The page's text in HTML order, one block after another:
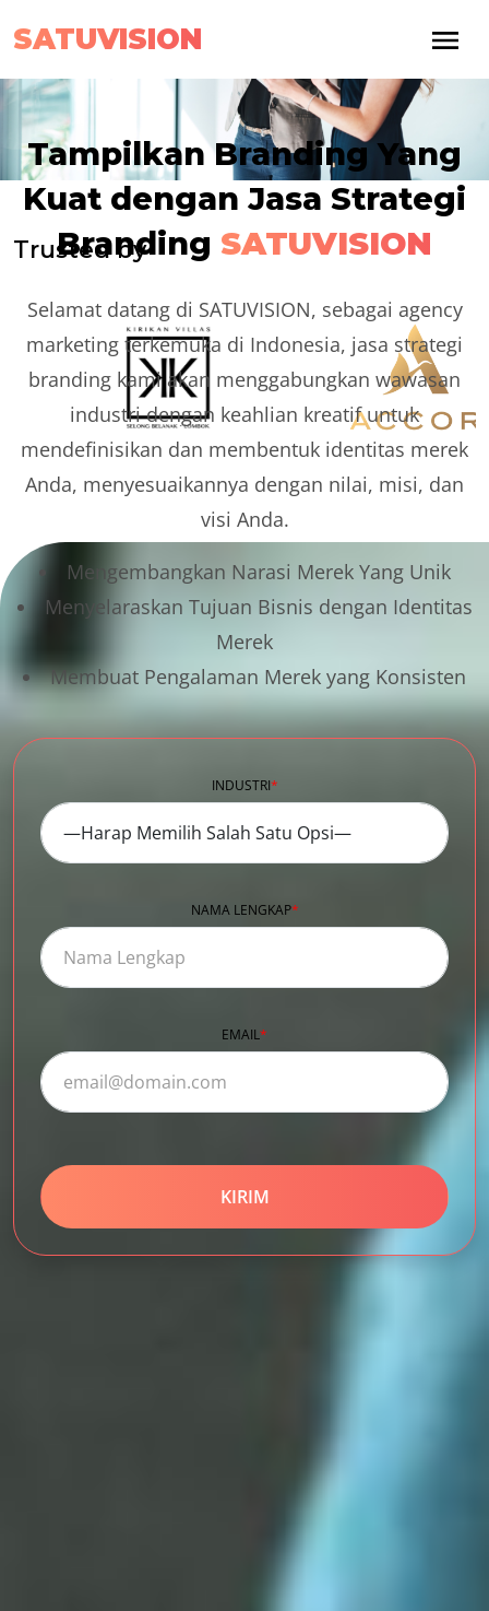
SATUVISION
Tampilkan Branding Yang
Kuat dengan Jasa Strategi
Branding SATUVISION
Selamat datang di SATUVISION, sebagai agency
marketing terkemuka di Indonesia, jasa strategi
branding kami akan menggabungkan wawasan
industri dengan keahlian kreatif untuk
mendefinisikan dan membentuk identitas merek
Anda, menyesuaikannya dengan nilai, misi, dan
visi Anda.
Mengembangkan Narasi Merek Yang Unik
Menyelaraskan Tujuan Bisnis dengan Identitas
Merek
Membuat Pengalaman Merek yang Konsisten
INDUSTRI*
NAMA LENGKAP*
EMAIL *
Trusted by